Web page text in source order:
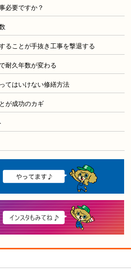
必要ですか？
ることが手抜き工事を撃退する
耐久年数が変わる
てはいけない修繕方法
が成功のカギ